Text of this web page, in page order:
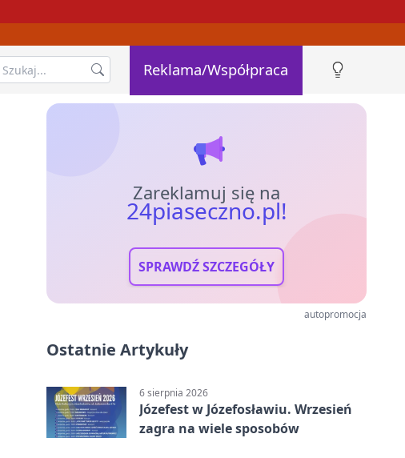
Reklama/Współpraca
Zareklamuj się na
24piaseczno.pl!
SPRAWDŹ SZCZEGÓŁY
autopromocja
Ostatnie Artykuły
6 sierpnia 2026
Józefest w Józefosławiu. Wrzesień
zagra na wiele sposobów